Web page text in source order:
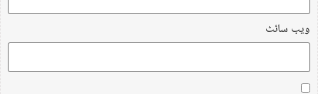
ویب‌ سائٹ